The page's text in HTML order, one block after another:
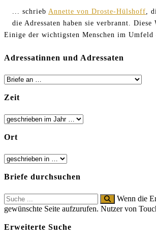
... schrieb Annette von Droste-Hülshoff ,
die Adressaten haben sie verbrannt. Diese
Einige der wichtigsten Menschen im
Adressatinnen und Adressaten
Zeit
Ort
Briefe durchsuchen
Search
for:
Wenn die
gewünschte Seite aufzurufen. Nutzer von
Erweiterte Suche